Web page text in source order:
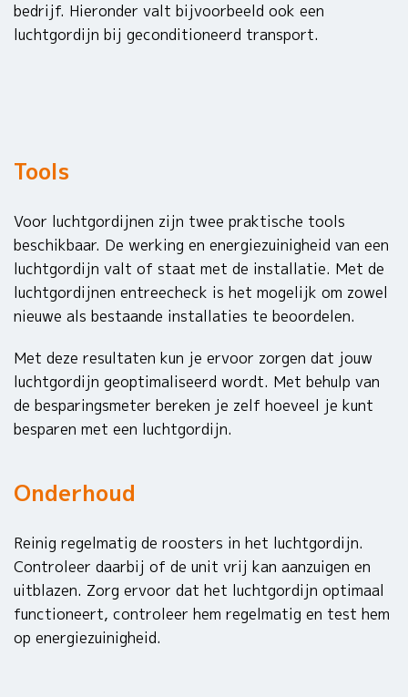
bedrijf. Hieronder valt bijvoorbeeld ook een
luchtgordijn bij geconditioneerd transport.
Tools
Voor luchtgordijnen zijn twee praktische tools
beschikbaar. De werking en energiezuinigheid van een
luchtgordijn valt of staat met de installatie. Met de
luchtgordijnen entreecheck is het mogelijk om zowel
nieuwe als bestaande installaties te beoordelen.
Met deze resultaten kun je ervoor zorgen dat jouw
luchtgordijn geoptimaliseerd wordt. Met behulp van
de besparingsmeter bereken je zelf hoeveel je kunt
besparen met een luchtgordijn.
Onderhoud
Reinig regelmatig de roosters in het luchtgordijn.
Controleer daarbij of de unit vrij kan aanzuigen en
uitblazen. Zorg ervoor dat het luchtgordijn optimaal
functioneert, controleer hem regelmatig en test hem
op energiezuinigheid.